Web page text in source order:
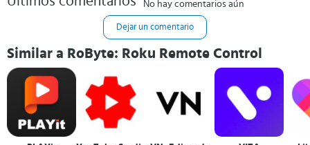
No hay comentarios aún
Dejar un comentario
Similar a RoByte: Roku Remote Control